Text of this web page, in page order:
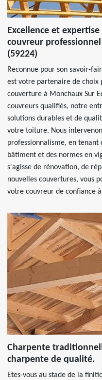
Excellence et
couvreur
(59224)
Reconnue pour son savoir-
est votre partenaire de choix
couverture à Monchaux Sur
couvreurs qualifiés, notre
solutions durables et de
votre toiture. Nous
professionnalisme, en tenant
bâtiment et des normes en
s'agisse de rénovation, de
nouvelles couvertures, vous
votre couvreur de confiance
Charpente
charpente de qualité.
Etes-vous au stade de la